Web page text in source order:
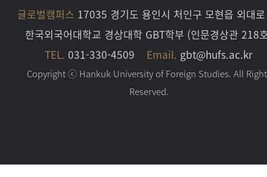
글로벌캠퍼스 17035 경기도 용인시 처인구 모현읍 외대
한국외국어대학교 경상대학 GBT학부 (인문경상관 218
TEL. 031-330-4509 Email. gbt@hufs.ac.kr
Copyright ⓒ Hankuk University of Foreign Studies. All
Reserved.